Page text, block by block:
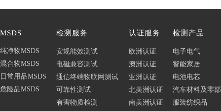
MSDS
纯净物MSDS
混合物MSDS
日常用品MSDS
危险品MSDS
检测服务
安规能效测试
电磁兼容测试
通信终端物联网测试
可靠性测试
有害物质检测
认证服务
欧洲认证
澳洲认证
亚洲认证
北美洲认证
南美洲认证
检测产品
电子电气
智能家居
电池电芯
汽车材料及零
服装纺织品